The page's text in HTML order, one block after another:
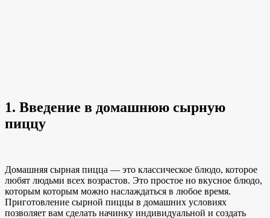
1. Введение в домашнюю сырную
пиццу
Домашняя сырная пицца — это классическое блюдо, которое
любят людьми всех возрастов. Это простое но вкусное блюдо,
которым которым можно наслаждаться в любое время.
Приготовление сырной пиццы в домашних условиях
позволяет вам сделать начинку индивидуальной и создать